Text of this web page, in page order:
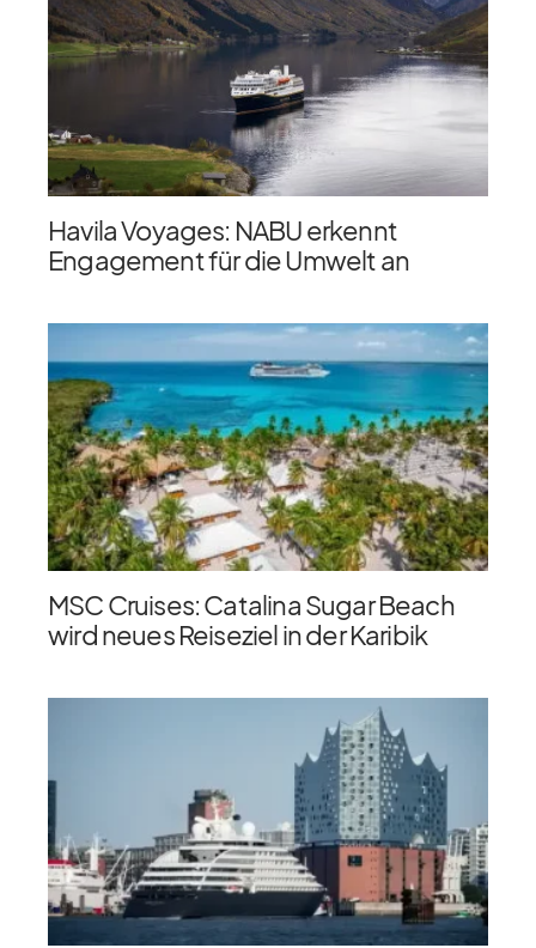
Havila Voyages: NABU erkennt
Engagement für die Umwelt an
MSC Cruises: Catalina Sugar Beach
wird neues Reiseziel in der Karibik